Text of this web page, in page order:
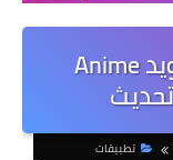
تحميل انمي سلاير للاندرويد Anime
تطبيقات